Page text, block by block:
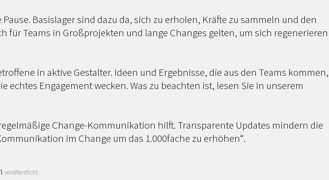
Basislager sind dazu da, sich zu erholen, Kräfte zu sammeln und den
Teams in Großprojekten und lange Changes gelten, um sich regenerieren
in aktive Gestalter. Ideen und Ergebnisse, die aus den Teams kommen,
Engagement wecken. Was zu beachten ist, lesen Sie in unserem
Change-Kommunikation hilft. Transparente Updates mindern die
im Change um das 1.000fache zu erhöhen“.
veröffentlicht.